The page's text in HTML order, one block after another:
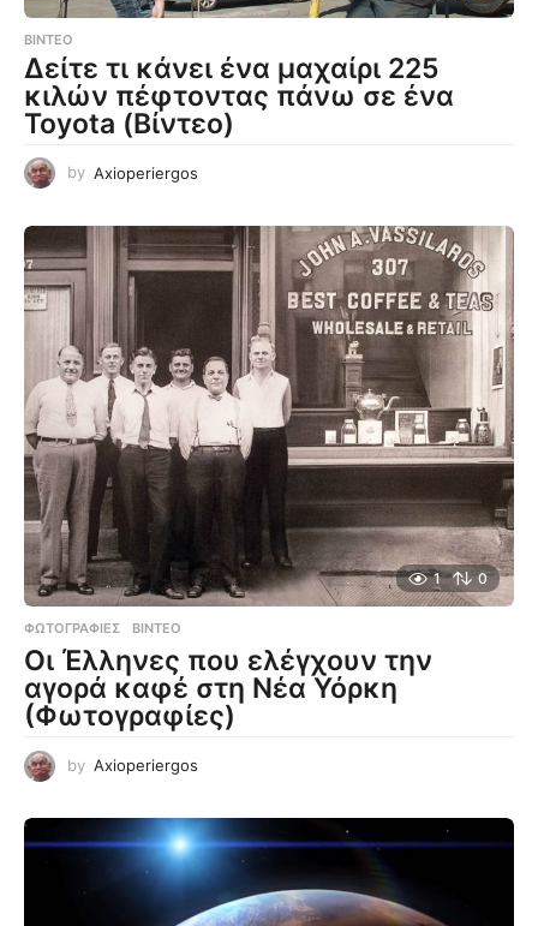
ΒΊΝΤΕΟ
Δείτε τι κάνει ένα μαχαίρι 225
κιλών πέφτοντας πάνω σε ένα
Toyota (Βίντεο)
by Axioperiergos
1 0
ΦΩΤΟΓΡΑΦΊΕΣ ,ΒΊΝΤΕΟ
Οι Έλληνες που ελέγχουν την
αγορά καφέ στη Νέα Υόρκη
(Φωτογραφίες)
by Axioperiergos